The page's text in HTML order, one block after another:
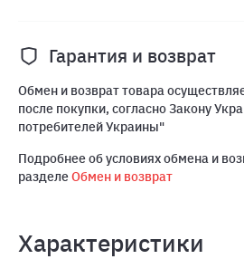
Гарантия и возврат
Обмен и возврат товара
после покупки, согласно Закону
потребителей Украины"
Подробнее об условиях обмена и
разделеОбмен и возврат
Характеристики